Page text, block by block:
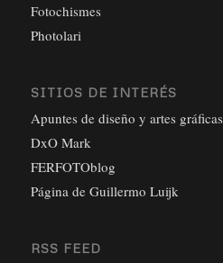
Fotochismes
Photolari
SITIOS DE INTERÉS
Apuntes de diseño y artes gráficas
DxO Mark
FERFOTOblog
Página de Guillermo Luijk
RSS FEED